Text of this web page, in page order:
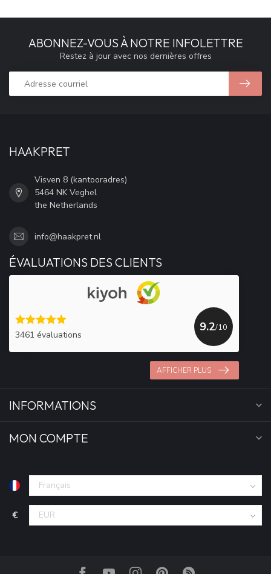
ABONNEZ-VOUS À NOTRE INFOLETTRE
Restez à jour avec nos dernières offres
HAAKPRET
Visven 8 (kantooradres)
5464 NK Veghel
the Netherlands
info@haakpret.nl
ÉVALUATIONS DES CLIENTS
3461 évaluations
9.2/10
AFFICHER PLUS
INFORMATIONS
MON COMPTE
€